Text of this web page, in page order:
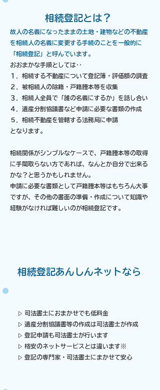
​相続登記とは？
故人の名義になったままの土地・建物などの不動産
を相続人の名義に変更する手続のことを一般的に
「相続登記」と呼んでいます。
おおまかな手順としては‥
１．相続する不動産について登記簿・評価額の調査
２．被相続人の除籍・戸籍謄本等を収集
３．相続人全員で「誰の名義にするか」を話し合い
４．遺産分割協議書など申請に必要な書類の作成
​５．相続不動産を管轄する法務局に申請
となります。
相続関係がシンプルなケースで、戸籍謄本等の取得
に手間取らない方であれば、なんとか自分で出来る
かな？と思うかもしれません。
申請に必要な書類として戸籍謄本等はもちろん大事
ですが、その他の書面の準備・作成について知識や
経験がなければ難しいのが相続登記です。​
​相続登記あんしんネットなら
▷ 司法書士におまかせでも低料金
▷ 遺産分割協議書等の作成は司法書士が作成
▷ 登記申請も司法書士が行います
▷ 格安のネットサービスとは違います※
▷ 登記の専門家・司法書士にまかせて安心